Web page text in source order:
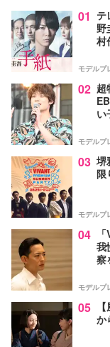
01 テ
野
村
モデルプ
02 超
い
モデルプ
03 堺
限
モデルプ
04
我
察
モデルプ
05
か